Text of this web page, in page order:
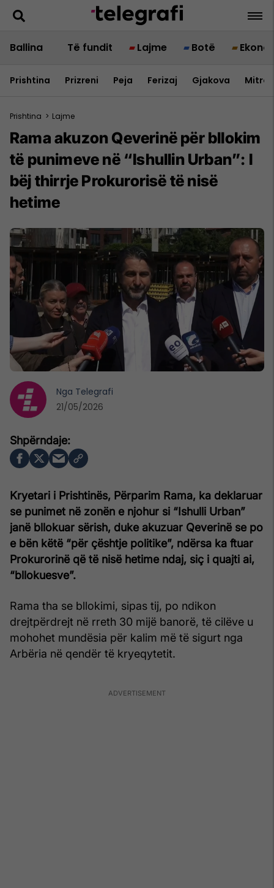
Ballina Të fundit Lajme Botë
Prishtina Prizreni Peja Ferizaj Gjakova
Prishtina > Lajme
Rama akuzon Qeverinë për bllokim
të punimeve në “Ishullin Urban”: I
bëj thirrje Prokurorisë të nisë
hetime
Kryetari i Prishtinës, Përparim Rama, ka deklaruar
se punimet në zonën e njohur si “Ishulli Urban”
janë bllokuar sërish, duke akuzuar Qeverinë se po
e bën këtë “për çështje politike”, ndërsa ka ftuar
Prokurorinë që të nisë hetime ndaj, siç i quajti ai,
“bllokuesve”.
Rama tha se bllokimi, sipas tij, po ndikon
drejtpërdrejt në rreth 30 mijë banorë, të cilëve u
mohohet mundësia për kalim më të sigurt nga
Arbëria në qendër të kryeqytetit.
Nga Telegrafi
21/05/2026